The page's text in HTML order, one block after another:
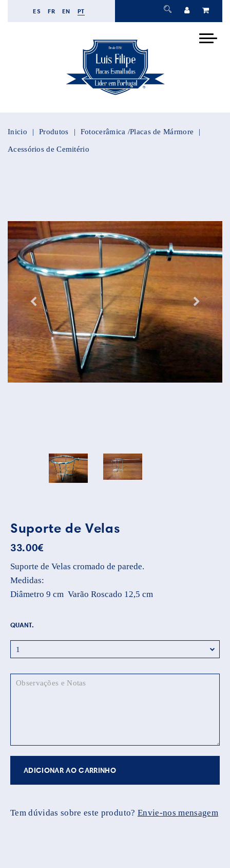
ES FR EN PT
Inicio Produtos Fotocerâmica /Placas de Mármore
Acessórios de Cemitério
Suporte de Velas
33.00€
Suporte de Velas cromado de parede.
Medidas:
Diâmetro 9 cm Varão Roscado 12,5 cm
QUANT.
ADICIONAR AO CARRINHO
Tem dúvidas sobre este produto? Envie-nos mensagem